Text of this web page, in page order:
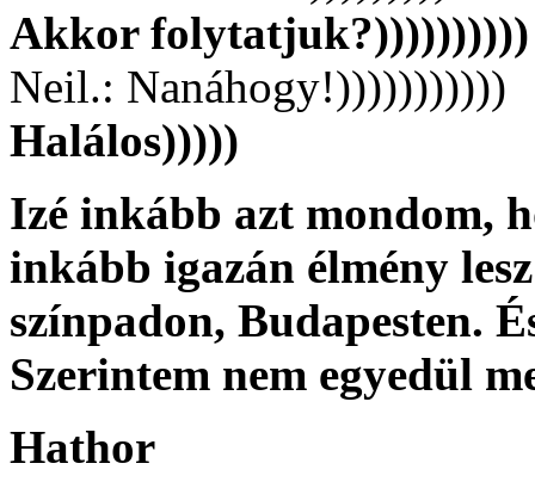
Akkor folytatjuk?))))))))))
Neil.: Nanáhogy!)))))))))))
Halálos)))))
Izé inkább azt mondom,
inkább igazán élmény
színpadon, Budapesten.
Szerintem nem egyedül
Hathor